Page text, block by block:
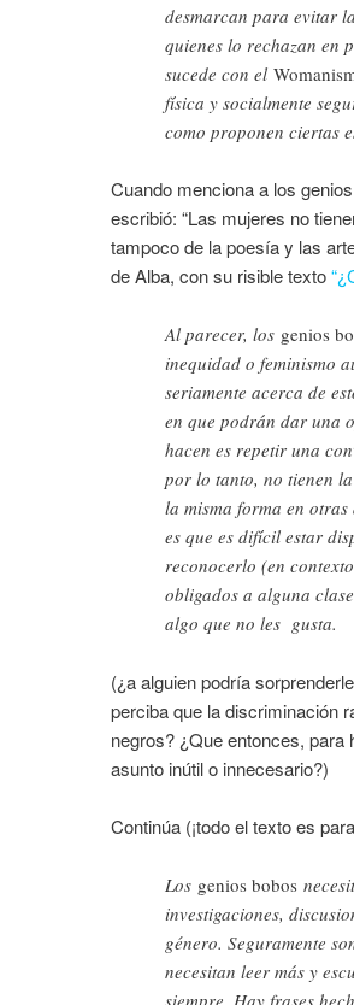
desmarcan para evitar
quienes lo rechazan en
sucede con el
física y socialmente
como proponen ciertas
Cuando menciona a los
escribió: “Las mujeres no
tampoco de la poesía y las
de Alba, con su risible texto
Al parecer, los genios
inequidad o feminismo
seriamente acerca de
en que podrán dar una
hacen es repetir una
por lo tanto, no tienen
la misma forma en
es que es difícil estar
reconocerlo (en
obligados a alguna
algo que no les gusta.
(¿a alguien podría
perciba que la discriminación
negros? ¿Que entonces,
asunto inútil o innecesario?)
Continúa (¡todo el texto es
Los genios bobos
investigaciones,
género. Seguramente
necesitan leer más y